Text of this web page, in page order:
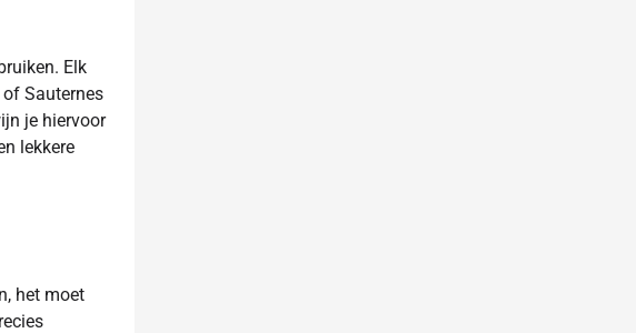
Elk
Sauternes
je hiervoor
lekkere
het moet